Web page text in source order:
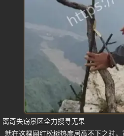
离奇失窃景区全力搜寻无果
就在这棵网红松树热度居高不下之时